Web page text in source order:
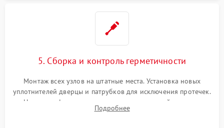
5. Сборка и контроль герметичности
Монтаж всех узлов на штатные места. Установка новых
уплотнителей дверцы и патрубков для исключения протечек.
Надежная фиксация хомутов гидравлической системы,
сборка корпуса и установка датчика поплавка.
Подробнее